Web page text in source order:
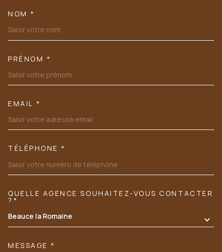
NOM *
PRÉNOM *
EMAIL *
TÉLÉPHONE *
TRAD_MELTEM_VOREDEMANDE
QUELLE AGENCE SOUHAITEZ-VOUS CONTACTER
?*
Beauce la Romaine
MESSAGE *